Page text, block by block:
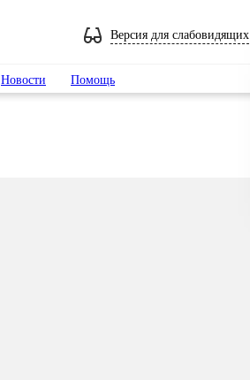
Версия для слабовидящих
Новости Помощь